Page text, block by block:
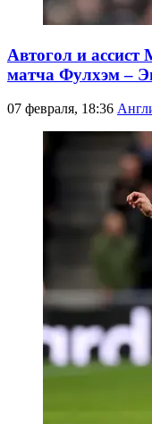
Автогол и ассист
матча Фулхэм –
07 февраля, 18:36